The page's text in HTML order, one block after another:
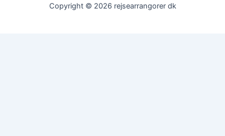
Copyright © 2026 rejsearrangorer dk